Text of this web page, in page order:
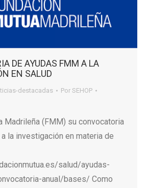
DE AYUDAS FMM A LA
EN SALUD
destacadas Por SEHOP
Madrileña (FMM) su convocatoria
la investigación en materia de
salud/ayudas-
anual/bases/ Como